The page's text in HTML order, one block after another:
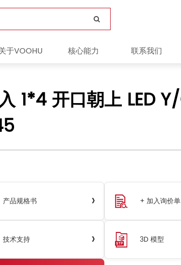
于VOOHU 核心能力 联系我们
1*4 开口朝上 LED
产品规格书 › + 加入询价单
技术支持 › 3D 模型